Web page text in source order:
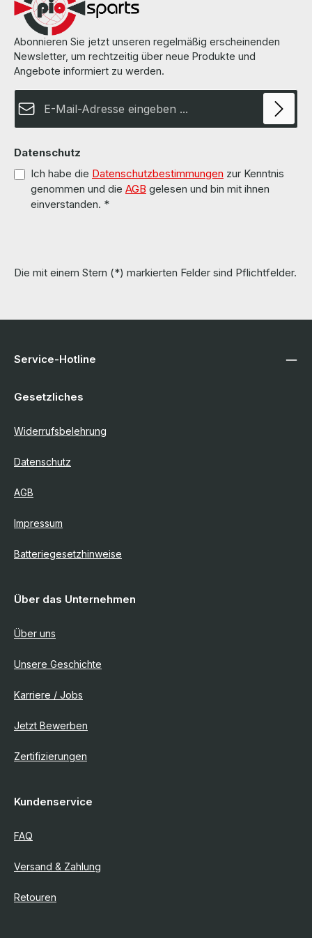
Abonnieren Sie jetzt unseren regelmäßig erscheinenden
Newsletter, um rechtzeitig über neue Produkte und
Angebote informiert zu werden.
Datenschutz
Ich habe die Datenschutzbestimmungen zur Kenntnis
genommen und die AGB gelesen und bin mit ihnen
einverstanden. *
Die mit einem Stern (*) markierten Felder sind Pflichtfelder.
Service-Hotline
Gesetzliches
Widerrufsbelehrung
Datenschutz
AGB
Impressum
Batteriegesetzhinweise
Über das Unternehmen
Über uns
Unsere Geschichte
Karriere / Jobs
Jetzt Bewerben
Zertifizierungen
Kundenservice
FAQ
Versand & Zahlung
Retouren